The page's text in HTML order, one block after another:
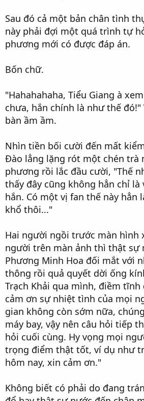
Sau đó cả một bản chân tình
này phải đợi một quá trình tự
phương mới có được đáp án.
Bốn chữ.
"Hahahahaha, Tiểu Giang à
chưa, hắn chính là như thế đó!"
bàn ầm ầm.
Nhìn tiền bối cười đến mất
Đào lẳng lặng rót một chén trà
phương rồi lắc đầu cười, "Thế
thấy đây cũng không hẳn chỉ là
hắn. Có một vị fan thế này hẳn
khổ thôi..."
Hai người ngồi trước màn hình
người trên màn ảnh thì thật sự
Phương Minh Hoa đối mắt với
thông rồi quả quyết dời ống
Trạch Khải qua mình, điềm tĩnh
cảm ơn sự nhiệt tình của mọi
gian không còn sớm nữa,
máy bay, vậy nên câu hỏi tiếp
hỏi cuối cùng. Hy vọng mọi
trọng điểm thật tốt, ví dụ như
hôm nay, xin cảm ơn."
Không biết có phải do đang